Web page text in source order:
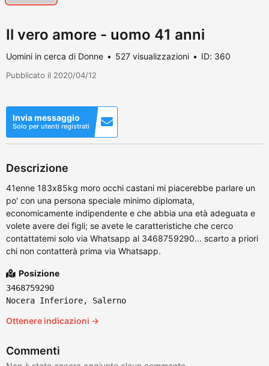
Il vero amore - uomo 41 anni
Uomini in cerca di Donne 527 visualizzazioni ID: 360
Pubblicato il 2020/04/12
Invia messaggio
Solo per utenti registrati
Descrizione
41enne 183x85kg moro occhi castani mi piacerebbe parlare un
po' con una persona speciale minimo diplomata,
economicamente indipendente e che abbia una età adeguata e
volete avere dei figli; se avete le caratteristiche che cerco
contattatemi solo via Whatsapp al 3468759290... scarto a priori
chi non contatterà prima via Whatsapp.
Posizione
3468759290
Nocera Inferiore, Salerno
Ottenere indicazioni →
Commenti